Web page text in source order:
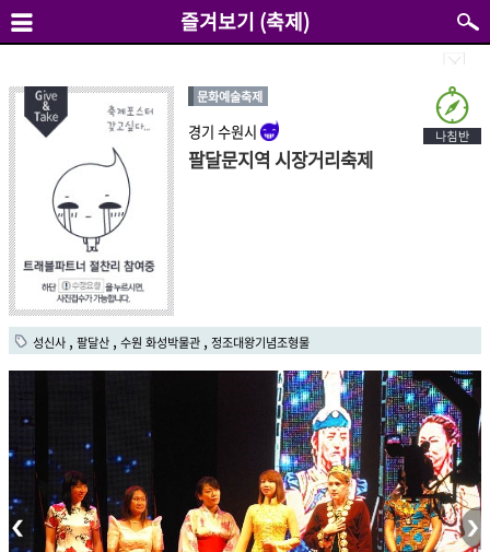
즐겨보기 (축제)
문화예술축제
경기 수원시
팔달문지역 시장거리축제
성신사 팔달산 수원 화성박물관 정조대왕기념조형물